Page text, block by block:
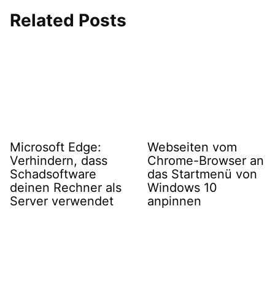
Related Posts
Microsoft Edge:
Verhindern, dass
Schadsoftware
deinen Rechner als
Server verwendet
Webseiten vom
Chrome-Browser an
das Startmenü von
Windows 10
anpinnen